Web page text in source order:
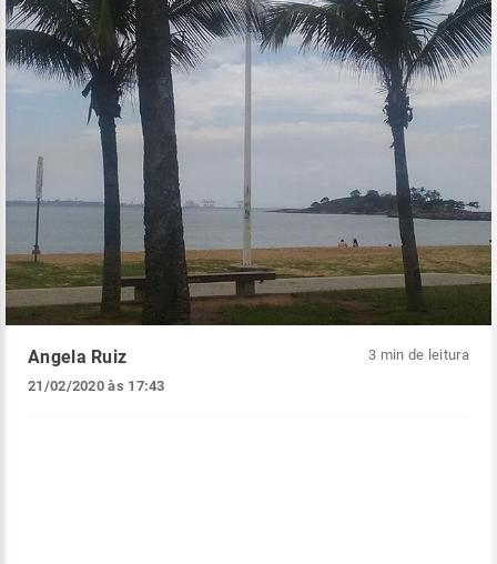
Angela Ruiz
21/02/2020 às 17:43
3 min de leitura